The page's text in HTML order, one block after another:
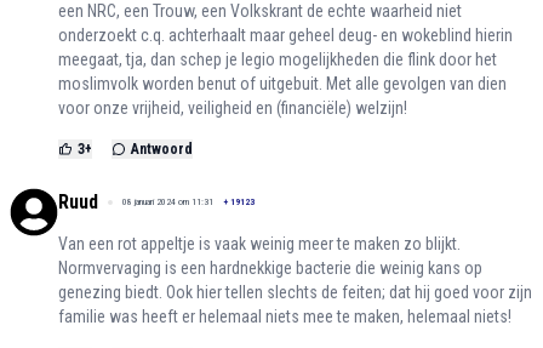
een NRC, een Trouw, een Volkskrant de echte waarheid niet
onderzoekt c.q. achterhaalt maar geheel deug- en wokeblind hierin
meegaat, tja, dan schep je legio mogelijkheden die flink door het
moslimvolk worden benut of uitgebuit. Met alle gevolgen van dien
voor onze vrijheid, veiligheid en (financiële) welzijn!
3+ Antwoord
Ruud 08 januari 2024 om 11:31 + 19123
Van een rot appeltje is vaak weinig meer te maken zo blijkt.
Normvervaging is een hardnekkige bacterie die weinig kans op
genezing biedt. Ook hier tellen slechts de feiten; dat hij goed voor zijn
familie was heeft er helemaal niets mee te maken, helemaal niets!